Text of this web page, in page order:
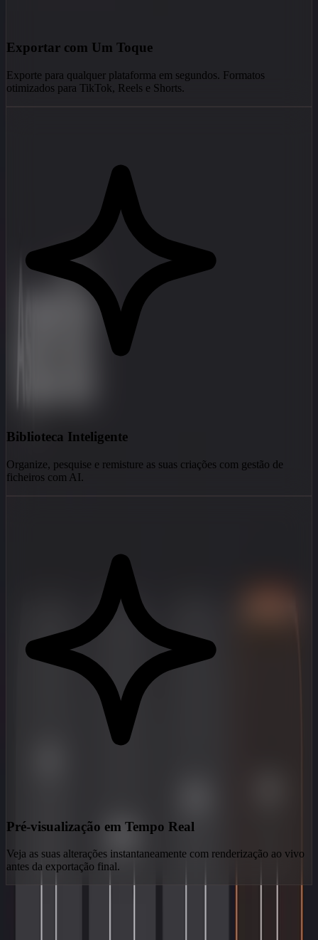
Exportar com Um Toque
Exporte para qualquer plataforma em segundos. Formatos
otimizados para TikTok, Reels e Shorts.
Biblioteca Inteligente
Organize, pesquise e remisture as suas criações com gestão de
ficheiros com AI.
Pré-visualização em Tempo Real
Veja as suas alterações instantaneamente com renderização ao vivo
antes da exportação final.